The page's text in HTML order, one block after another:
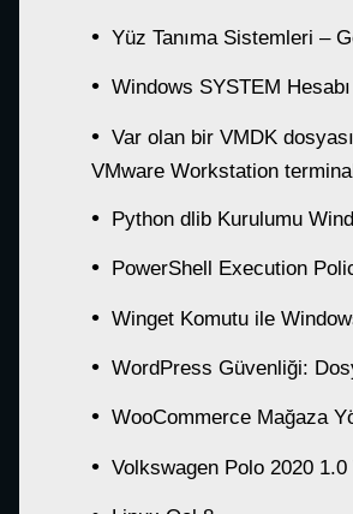
Yüz Tanıma Sistemleri –
Windows SYSTEM
Var olan bir VMDK
VMware Workstation
Python dlib Kurulumu
PowerShell Execution
Winget Komutu ile
WordPress Güvenliği:
WooCommerce Mağaza
Volkswagen Polo 2020